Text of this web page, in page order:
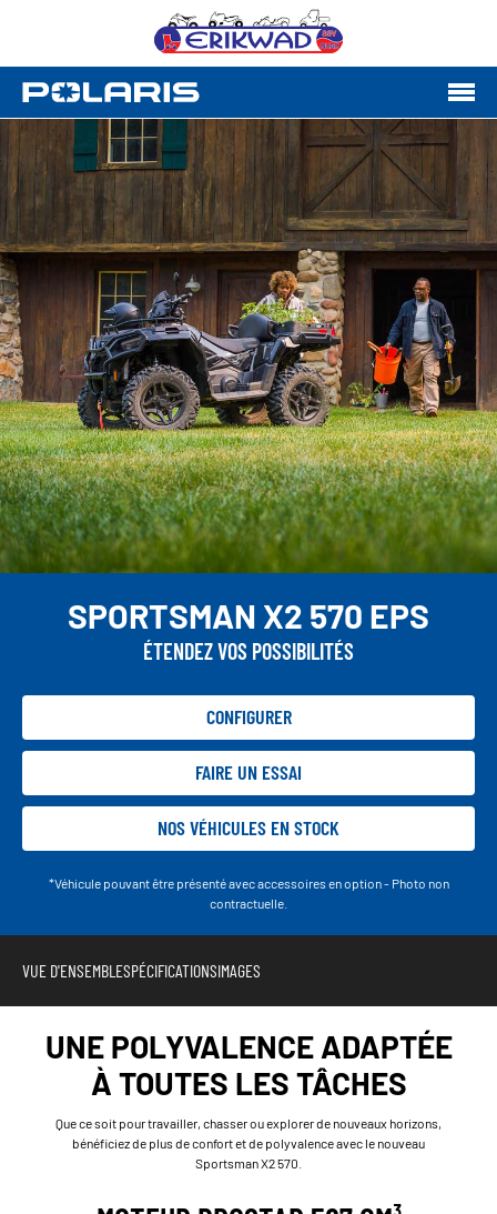
SPORTSMAN X2 570 EPS
ÉTENDEZ VOS POSSIBILITÉS
CONFIGURER
FAIRE UN ESSAI
NOS VÉHICULES EN STOCK
*Véhicule pouvant être présenté avec accessoires en option - Photo non
contractuelle.
VUE D'ENSEMBLESPÉCIFICATIONSIMAGES
UNE POLYVALENCE ADAPTÉE
À TOUTES LES TÂCHES
Que ce soit pour travailler, chasser ou explorer de nouveaux horizons,
bénéficiez de plus de confort et de polyvalence avec le nouveau
Sportsman X2 570.